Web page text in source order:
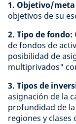
1. Objetivo/meta
objetivos de su
2. Tipo de fondo:
de fondos de
posibilidad de
multiprivados"
3. Tipos de
asignación de la
profundidad de
regiones y clases